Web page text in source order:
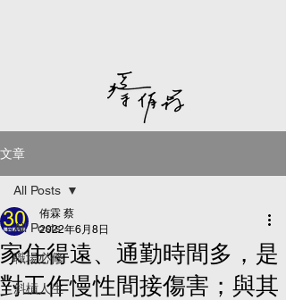
文章
All Posts
職場必修
斜槓人生
All Posts
家住得遠、通勤時間多，是
對工作慢性間接傷害；與其
侑霖 蔡
2022年6月8日